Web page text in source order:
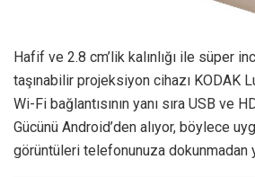
Hafif ve 2.8 cm’lik kalınlığı ile süper
taşınabilir projeksiyon cihazı KODAK
Wi-Fi bağlantısının yanı sıra USB ve
Gücünü Android’den alıyor, böylece
görüntüleri telefonunuza dokunmadan